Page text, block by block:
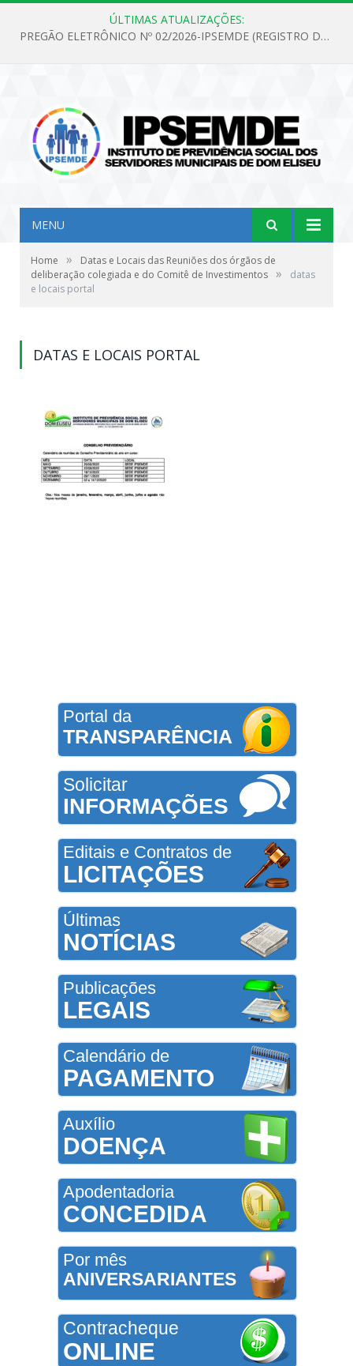
ÚLTIMAS ATUALIZAÇÕES:
PREGÃO ELETRÔNICO Nº 02/2026-IPSEMDE (REGISTRO DE PREÇOS PARA FUTURA E EVENTUAL AQUISIÇÃO DE MATERIAL DE LIMPEZA E GÊNEROS ALIMENTÍCIOS PARA ATENDER AS NECESSIDADES DO INSTITUTO DE PREVIDÊNCIA SOCIAL DOS SERVIDORES MUNICIPAIS DE DOM ELISEU.)
MENU
Home »
Datas e Locais das Reuniões dos órgãos de
deliberação colegiada e do Comitê de Investimentos »
datas
e locais portal
DATAS E LOCAIS PORTAL
Portal da
TRANSPARÊNCIA
Solicitar
INFORMAÇÕES
Editais e Contratos de
LICITAÇÕES
Últimas
NOTÍCIAS
Publicações
LEGAIS
Calendário de
PAGAMENTO
Auxílio
DOENÇA
Apodentadoria
CONCEDIDA
Por mês
ANIVERSARIANTES
Contracheque
ONLINE